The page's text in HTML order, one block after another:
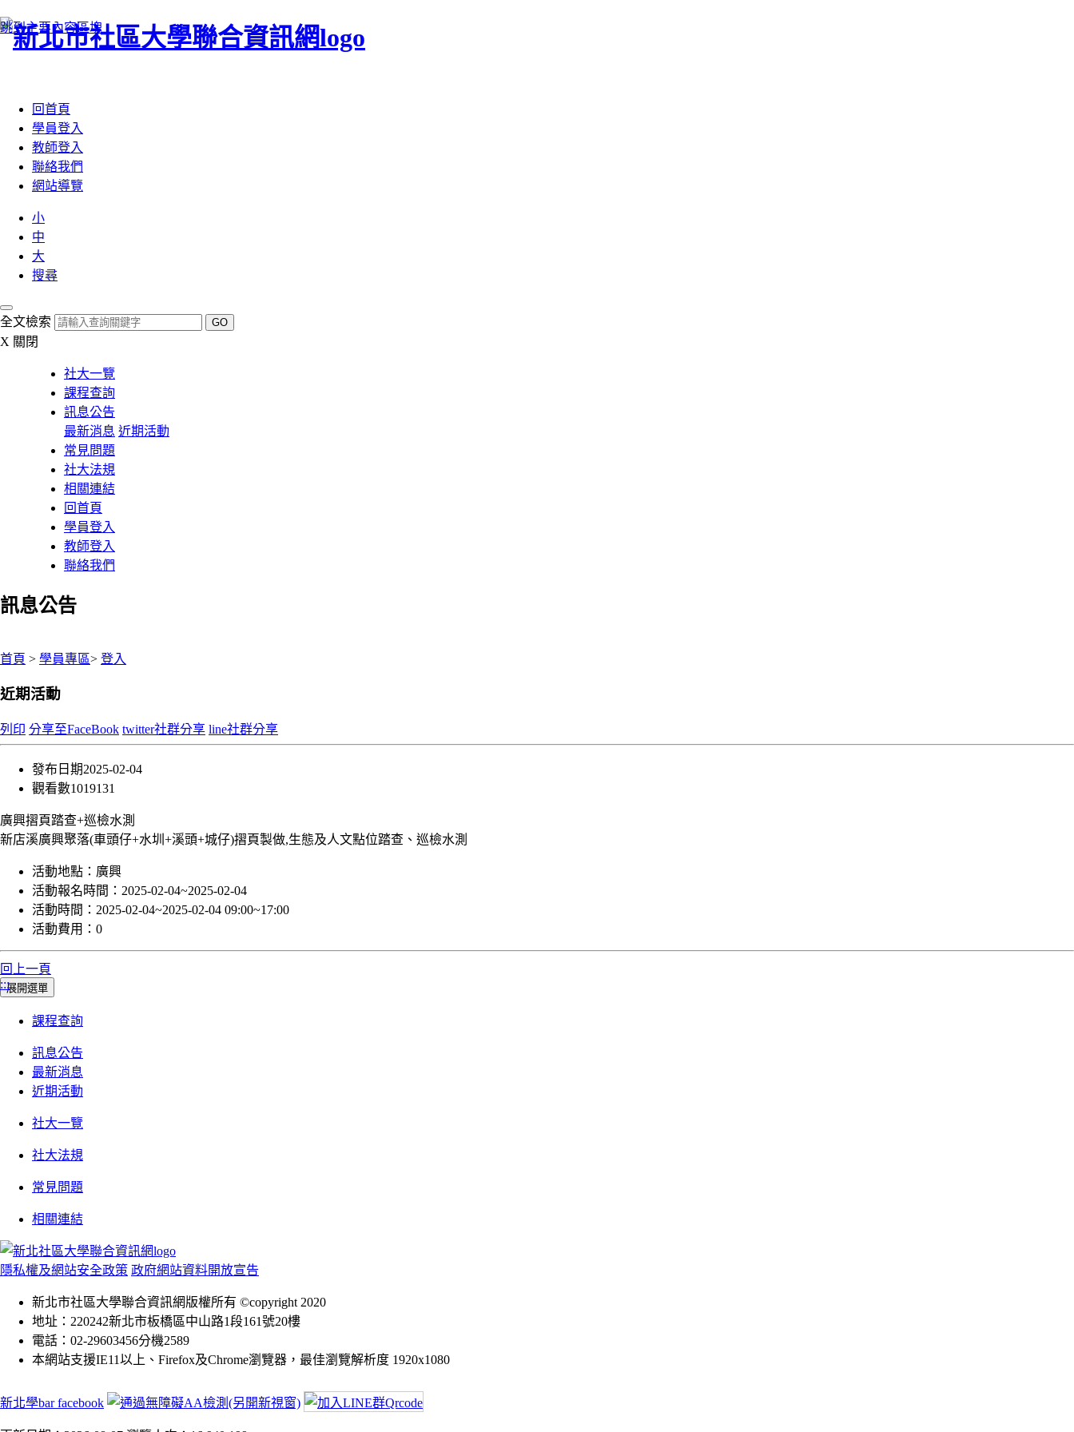
跳到主要內容區塊
回首頁
學員登入
教師登入
聯絡我們
網站導覽
小
中
大
搜尋
全文檢索 GO
X 關閉
社大一覽
課程查詢
訊息公告
最新消息 近期活動
常見問題
社大法規
相關連結
回首頁
學員登入
教師登入
聯絡我們
訊息公告
首頁 > 學員專區> 登入
近期活動
列印 分享至FaceBook twitter社群分享 line社群分享
發布日期2025-02-04
觀看數1019131
廣興摺頁踏查+巡檢水測
新店溪廣興聚落(車頭仔+水圳+溪頭+城仔)摺頁製做,生態及人文點位踏查、巡檢水測
活動地點： 廣興
活動報名時間： 2025-02-04~2025-02-04
活動時間： 2025-02-04~2025-02-04 09:00~17:00
活動費用： 0
回上一頁
:::展開選單
課程查詢
訊息公告
最新消息
近期活動
社大一覽
社大法規
常見問題
相關連結
隱私權及網站安全政策 政府網站資料開放宣告
新北市社區大學聯合資訊網版權所有 ©copyright 2020
地址：220242新北市板橋區中山路1段161號20樓
電話：02-29603456分機2589
本網站支援IE11以上、Firefox及Chrome瀏覽器，最佳瀏覽解析度 1920x1080
新北學bar facebook